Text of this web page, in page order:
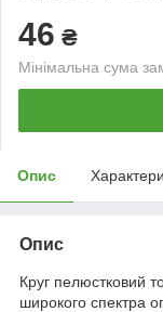
46 ₴
Мінімальна сума
Опис
Опис
Круг пелюстковий
широкого спектра